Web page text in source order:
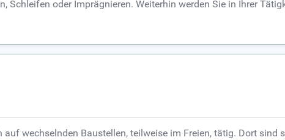
Schleifen oder Imprägnieren. Weiterhin werden Sie in Ihrer
wechselnden Baustellen, teilweise im Freien, tätig. Dort sind